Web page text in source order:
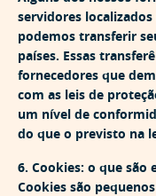
servidores
podemos transferir
países. Essas
fornecedores que
com as leis de
um nível de
do que o previsto na
6. Cookies: o que são
Cookies são